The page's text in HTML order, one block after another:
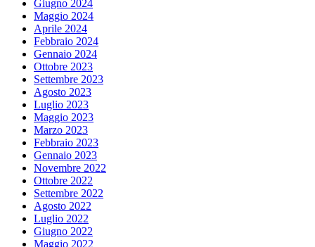
Giugno 2024
Maggio 2024
Aprile 2024
Febbraio 2024
Gennaio 2024
Ottobre 2023
Settembre 2023
Agosto 2023
Luglio 2023
Maggio 2023
Marzo 2023
Febbraio 2023
Gennaio 2023
Novembre 2022
Ottobre 2022
Settembre 2022
Agosto 2022
Luglio 2022
Giugno 2022
Maggio 2022